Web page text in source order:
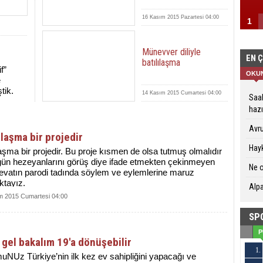
16 Kasım 2015 Pazartesi 04:00
Münevver diliyle
batılılaşma
14 Kasım 2015 Cumartesi 04:00
bir projedir
bir projedir. Bu proje kısmen de olsa tutmuş olmalıdır
hezeyanlarını görüş diye ifade etmekten çekinmeyen
parodi tadında söylem ve eylemlerine maruz
2015 Cumartesi 04:00
gel bakalım 19'a dönüşebilir
Türkiye’nin ilk kez ev sahipliğini yapacağı ve
1
EN
Ne
1.